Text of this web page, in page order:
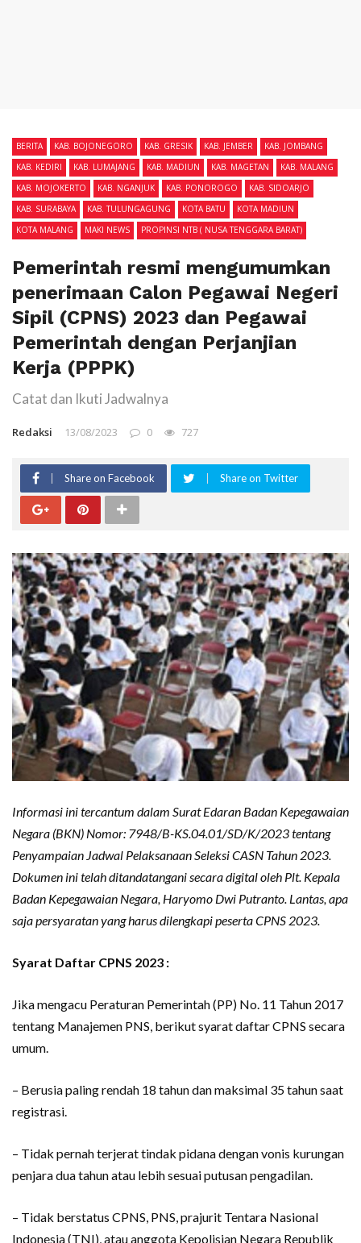
BERITA KAB. BOJONEGORO KAB. GRESIK KAB. JEMBER
KAB. JOMBANG
KAB. KEDIRI
KAB. LUMAJANG KAB. MADIUN KAB. MAGETAN
KAB. MALANG
KAB. MOJOKERTO
KAB. NGANJUK KAB. PONOROGO
KAB. SIDOARJO
KAB. SURABAYA
KAB. TULUNGAGUNG KOTA BATU
KOTA MADIUN
KOTA MALANG
MAKI NEWS PROPINSI NTB ( NUSA TENGGARA BARAT)
Pemerintah resmi mengumumkan
penerimaan Calon Pegawai Negeri
Sipil (CPNS) 2023 dan Pegawai
Pemerintah dengan Perjanjian
Kerja (PPPK)
Catat dan Ikuti Jadwalnya
Redaksi 13/08/2023 0 727
Share on Facebook Share on Twitter
Informasi ini tercantum dalam Surat Edaran Badan Kepegawaian
Negara (BKN) Nomor: 7948/B-KS.04.01/SD/K/2023 tentang
Penyampaian Jadwal Pelaksanaan Seleksi CASN Tahun 2023.
Dokumen ini telah ditandatangani secara digital oleh Plt. Kepala
Badan Kepegawaian Negara, Haryomo Dwi Putranto. Lantas, apa
saja persyaratan yang harus dilengkapi peserta CPNS 2023.
Syarat Daftar CPNS 2023 :
Jika mengacu Peraturan Pemerintah (PP) No. 11 Tahun 2017
tentang Manajemen PNS, berikut syarat daftar CPNS secara
umum.
– Berusia paling rendah 18 tahun dan maksimal 35 tahun saat
registrasi.
– Tidak pernah terjerat tindak pidana dengan vonis kurungan
penjara dua tahun atau lebih sesuai putusan pengadilan.
– Tidak berstatus CPNS, PNS, prajurit Tentara Nasional
Indonesia (TNI), atau anggota Kepolisian Negara Republik